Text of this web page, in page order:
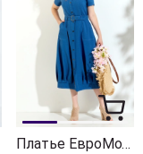
Платье ЕвроМода 616 синий